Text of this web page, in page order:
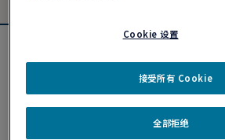
Force 10手链
个性化定制
Cookie 设置
全部拒绝
接受所有 Cookie